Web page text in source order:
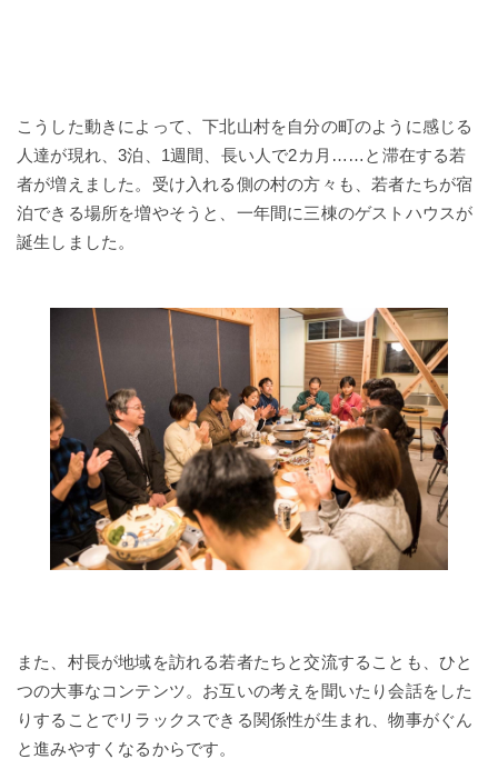
こうした動きによって、下北山村を自分の町のように感じる
人達が現れ、3泊、1週間、長い人で2カ月……と滞在する若
者が増えました。受け入れる側の村の方々も、若者たちが宿
泊できる場所を増やそうと、一年間に三棟のゲストハウスが
誕生しました。
また、村長が地域を訪れる若者たちと交流することも、ひと
つの大事なコンテンツ。お互いの考えを聞いたり会話をした
りすることでリラックスできる関係性が生まれ、物事がぐん
と進みやすくなるからです。